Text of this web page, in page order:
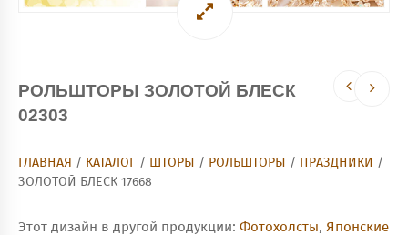
РОЛЬШТОРЫ ЗОЛОТОЙ БЛЕСК
02303
ГЛАВНАЯ / КАТАЛОГ / ШТОРЫ / РОЛЬШТОРЫ / ПРАЗДНИКИ /
ЗОЛОТОЙ БЛЕСК 17668
Этот дизайн в другой продукции: Фотохолсты, Японские